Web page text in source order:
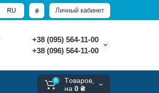
Личный кабинет
₴
RU
+38 (095) 564-11-00
+38 (096) 564-11-00
0
Tоваров,
на 0 ₴